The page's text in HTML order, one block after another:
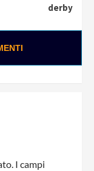
derby
I campi